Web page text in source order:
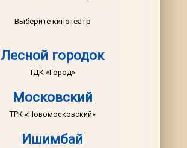
Выберите кинотеатр
Лесной городок
ТДК «Город»
Московский
ТРК «Новомосковский»
Ишимбай